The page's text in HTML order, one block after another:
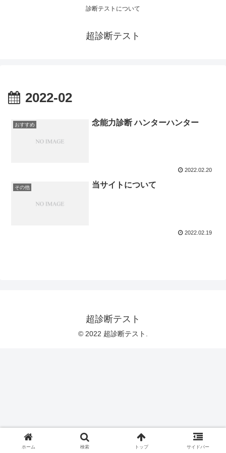
診断テストについて
超診断テスト
2022-02
おすすめ 念能力診断 ハンターハンター
2022.02.20
その他 当サイトについて
2022.02.19
超診断テスト
© 2022 超診断テスト.
ホーム 検索 トップ サイドバー